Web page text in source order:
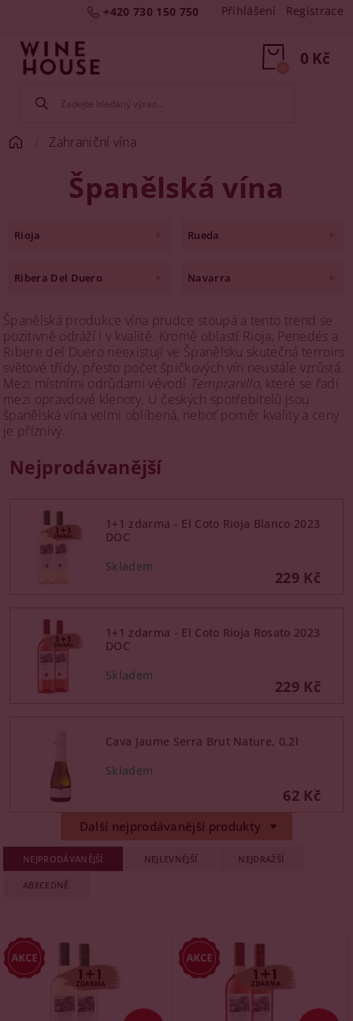
+420 730 150 750 Přihlášení Registrace
0 Kč
0
Zahraniční vína
Španělská vína
Rioja Rueda
Ribera Del Duero Navarra
Španělská produkce vína prudce stoupá a tento trend se
pozitivně odráží i v kvalitě. Kromě oblastí Rioja, Penedés a
Ribere del Duero neexistují ve Španělsku skutečná terroirs
světové třídy, přesto počet špičkových vín neustále vzrůstá.
Mezi místními odrůdami vévodí Tempranillo, které se řadí
mezi opravdové klenoty. U českých spotřebitelů jsou
španělská vína velmi oblíbená, neboť poměr kvality a ceny
je příznivý.
Nejprodávanější
1+1 zdarma - El Coto Rioja Blanco 2023
DOC
229 Kč
1+1 zdarma - El Coto Rioja Rosato 2023
DOC
229 Kč
Cava Jaume Serra Brut Nature, 0,2l
62 Kč
Další nejprodávanější produkty
NEJPRODÁVANĚJŠÍ NEJLEVNĚJŠÍ NEJDRAŽŠÍ
ABECEDNĚ